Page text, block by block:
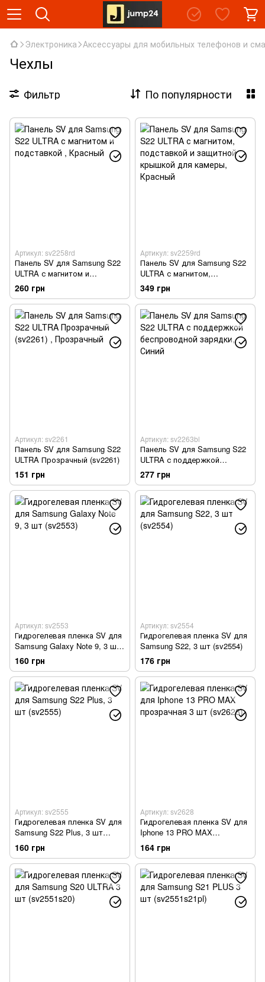
Электроника Аксессуары для мобильных телефонов и
Чехлы
Фильтр По популярности
Артикул: sv2258rd
Панель SV для Samsung S22
ULTRA с магнитом и
подставкой
260 грн
Артикул: sv2259rd
Панель SV для Samsung S22
ULTRA с магнитом,
подставкой и защитной
крышкой для камеры
349 грн
Артикул: sv2261
Панель SV для Samsung S22
ULTRA Прозрачный (sv2261)
151 грн
Артикул: sv2263bl
Панель SV для Samsung S22
ULTRA с поддержкой
беспроводной зарядки
277 грн
Артикул: sv2553
Гидрогелевая пленка SV для
Samsung Galaxy Note 9, 3 шт
(sv2553)
160 грн
Артикул: sv2554
Гидрогелевая пленка SV для
Samsung S22, 3 шт (sv2554)
176 грн
Артикул: sv2555
Гидрогелевая пленка SV для
Samsung S22 Plus, 3 шт
(sv2555)
160 грн
Артикул: sv2628
Гидрогелевая пленка SV для
Iphone 13 PRO MAX
прозрачная 3 шт (sv2628)
164 грн